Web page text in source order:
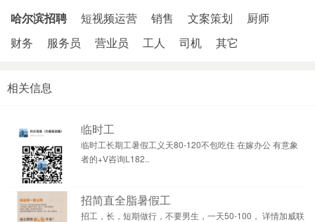
哈尔滨招聘 短视频运营 销售 文案策划
厨师
财务
服务员 营业员 工人 司机 其它
相关信息
临时工
临时工长期工暑假工义天80-120不包吃住 在嫁办公 有意象
者的+V咨询L182..
招简直全脂暑假工
招工，长，短期做行，不要男生，一天50-100， 详情加威联